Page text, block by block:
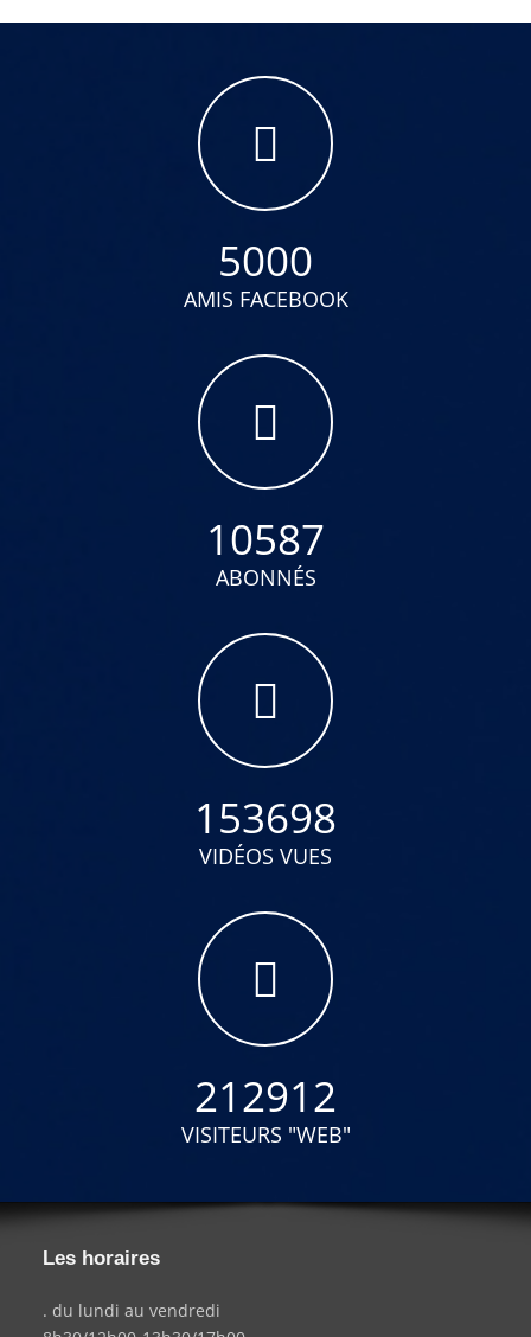
5000
AMIS FACEBOOK
10587
ABONNÉS
153698
VIDÉOS VUES
212912
VISITEURS "WEB"
Les horaires
. du lundi au vendredi